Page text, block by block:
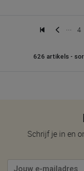
... 4
626 artikels -
Schrijf je in en